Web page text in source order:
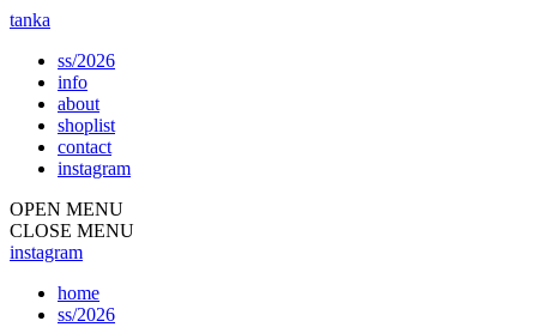
tanka
ss/2026
info
about
shoplist
contact
instagram
OPEN MENU
CLOSE MENU
instagram
home
ss/2026